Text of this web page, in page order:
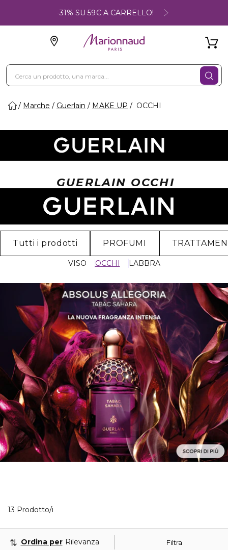
-31% SU 59€ A CARRELLO!
Marche Guerlain MAKE UP OCCHI
GUERLAIN OCCHI
Tutti i prodotti PROFUMI
VISO OCCHI LABBRA
13 Prodotto/i
Filtra
Ordina per Rilevanza